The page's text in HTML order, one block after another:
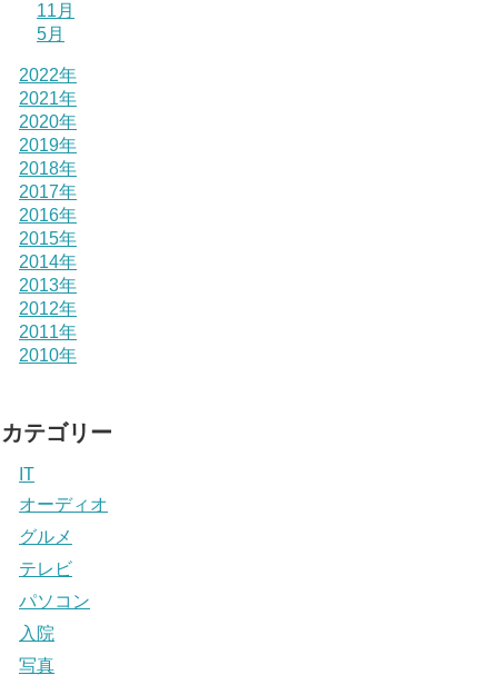
11月
5月
2022年
2021年
2020年
2019年
2018年
2017年
2016年
2015年
2014年
2013年
2012年
2011年
2010年
カテゴリー
IT
オーディオ
グルメ
テレビ
パソコン
入院
写真